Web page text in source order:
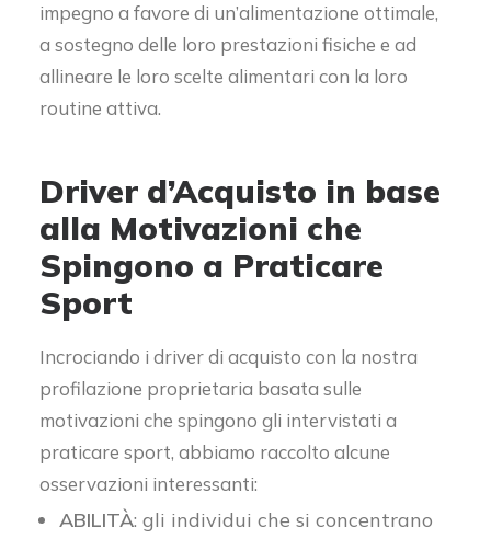
impegno a favore di un’alimentazione ottimale,
a sostegno delle loro prestazioni fisiche e ad
allineare le loro scelte alimentari con la loro
routine attiva.
Driver d’Acquisto in base
alla Motivazioni che
Spingono a Praticare
Sport
Incrociando i driver di acquisto con la nostra
profilazione proprietaria basata sulle
motivazioni che spingono gli intervistati a
praticare sport, abbiamo raccolto alcune
osservazioni interessanti:
ABILITÀ: gli individui che si concentrano